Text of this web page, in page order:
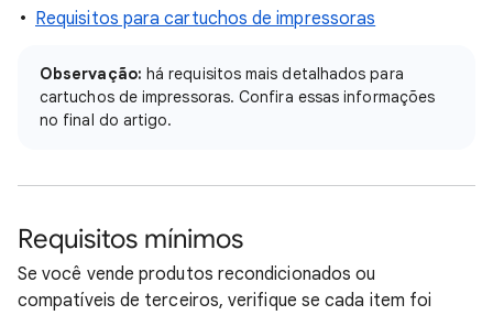
Requisitos para cartuchos de impressoras
Observação: há requisitos mais detalhados para
cartuchos de impressoras. Confira essas informações
no final do artigo.
Requisitos mínimos
Se você vende produtos recondicionados ou
compatíveis de terceiros, verifique se cada item foi